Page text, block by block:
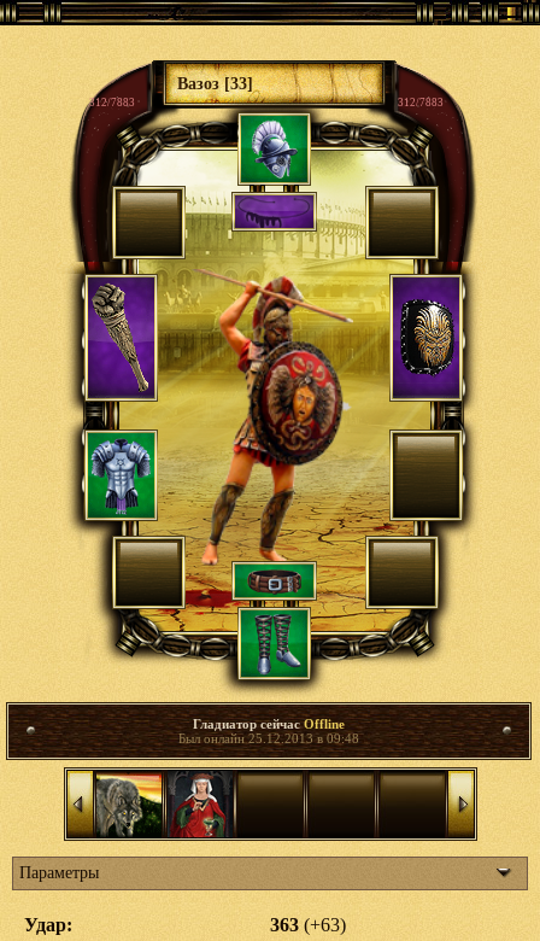
Вазоз [33]
312/7883 312/7883
Гладиатор сейчасOffline
Был онлайн 25.12.2013 в 09:48
Параметры
Удар: 363(+63)